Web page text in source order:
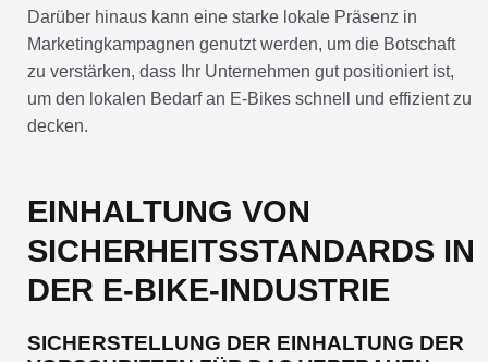
Darüber hinaus kann eine starke lokale Präsenz in
Marketingkampagnen genutzt werden, um die Botschaft
zu verstärken, dass Ihr Unternehmen gut positioniert ist,
um den lokalen Bedarf an E-Bikes schnell und effizient zu
decken.
EINHALTUNG VON
SICHERHEITSSTANDARDS IN
DER E-BIKE-INDUSTRIE
SICHERSTELLUNG DER EINHALTUNG DER